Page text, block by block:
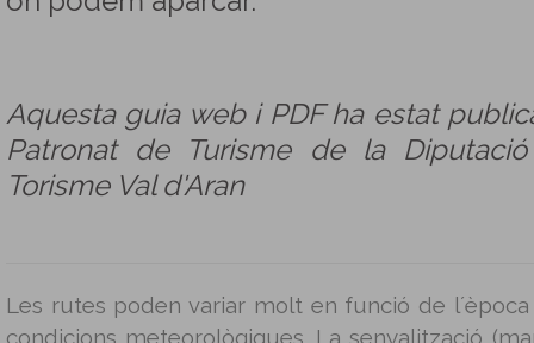
Aquesta guia web i PDF ha estat
Patronat de Turisme de la
Torisme Val d'Aran
Les rutes poden variar molt en funció de
condicions meteorològiques. La senyalització